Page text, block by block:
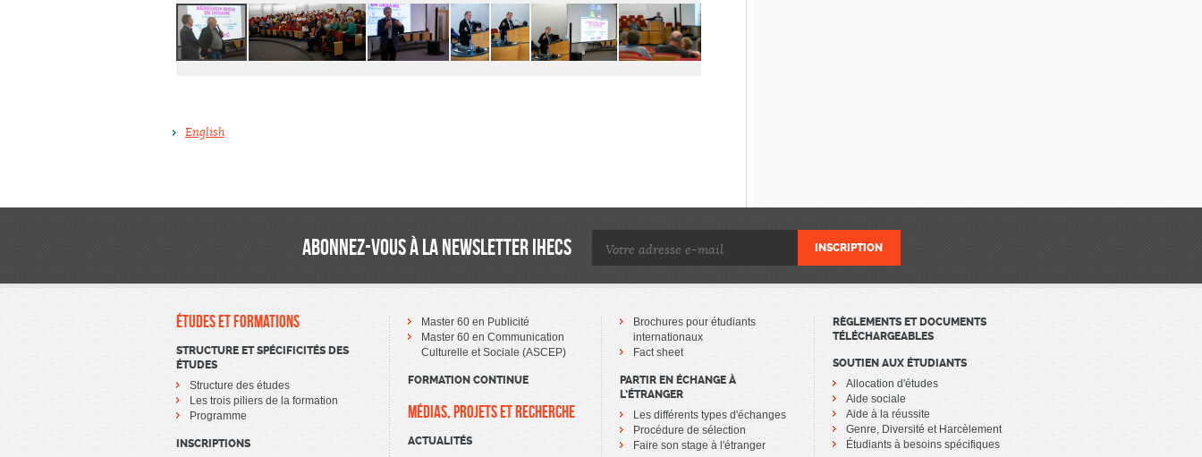
English
ABONNEZ-VOUS À LA NEWSLETTER IHECS
ÉTUDES ET FORMATIONS
STRUCTURE ET SPÉCIFICITÉS DES
ÉTUDES
Structure des études
Les trois piliers de la formation
Programme
INSCRIPTIONS
Master 60 en Publicité
Master 60 en Communication
Culturelle et Sociale (ASCEP)
FORMATION CONTINUE
MÉDIAS, PROJETS ET RECHERCHE
ACTUALITÉS
Brochures pour étudiants
internationaux
Fact sheet
PARTIR EN ÉCHANGE À
L’ÉTRANGER
Les différents types d'échanges
Procédure de sélection
Faire son stage à l'étranger
RÈGLEMENTS ET DOCUMENTS
TÉLÉCHARGEABLES
SOUTIEN AUX ÉTUDIANTS
Allocation d'études
Aide sociale
Aide à la réussite
Genre, Diversité et Harcèlement
Étudiants à besoins spécifiques